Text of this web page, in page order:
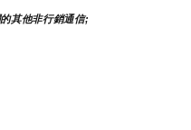
其他非行銷通信;